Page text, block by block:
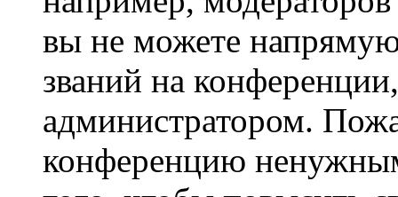
вы не можете
званий на
администратором.
конференцию